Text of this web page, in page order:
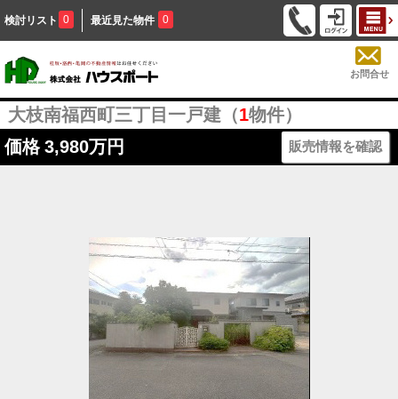
検討リスト 0 最近見た物件 0
お問合せ
大枝南福西町三丁目一戸建（1物件）
価格 3,980万円 販売情報を確認